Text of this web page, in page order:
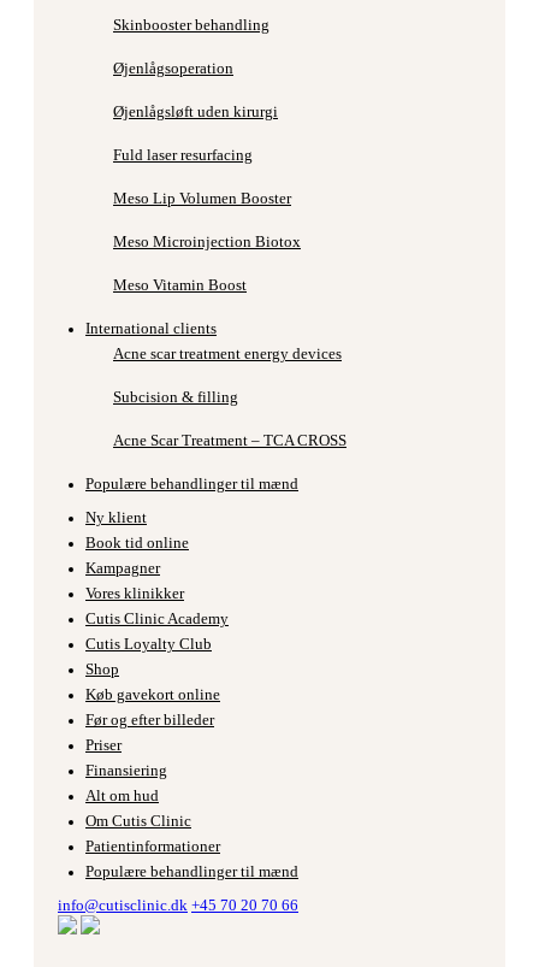
Skinbooster behandling
Øjenlågsoperation
Øjenlågsløft uden kirurgi
Fuld laser resurfacing
Meso Lip Volumen Booster
Meso Microinjection Biotox
Meso Vitamin Boost
International clients
Acne scar treatment energy devices
Subcision & filling
Acne Scar Treatment – TCA CROSS
Populære behandlinger til mænd
Ny klient
Book tid online
Kampagner
Vores klinikker
Cutis Clinic Academy
Cutis Loyalty Club
Shop
Køb gavekort online
Før og efter billeder
Priser
Finansiering
Alt om hud
Om Cutis Clinic
Patientinformationer
Populære behandlinger til mænd
info@cutisclinic.dk +45 70 20 70 66